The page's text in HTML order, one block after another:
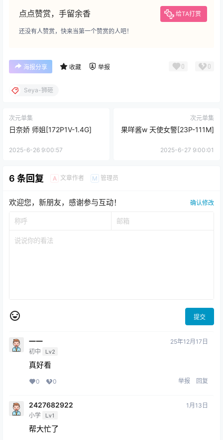
点点赞赏，手留余香 给TA打赏
还没有人赞赏，快来当第一个赞赏的人吧！
海报分享 收藏 举报 0 0
Seya-狮砸
次元单集
日奈娇 师姐[172P1V-1.4G]
2025-6-26 9:00:57
次元单集
果咩酱w 天使女警[23P-111M]
2025-6-27 9:00:01
6 条回复 A 文章作者 M 管理员
欢迎您，新朋友，感谢参与互动！ 确认修改
提交
一一
初中 Lv2
25年12月17日
真好看
0 0 举报 回复
2427682922
小学 Lv1
1月13日
帮大忙了